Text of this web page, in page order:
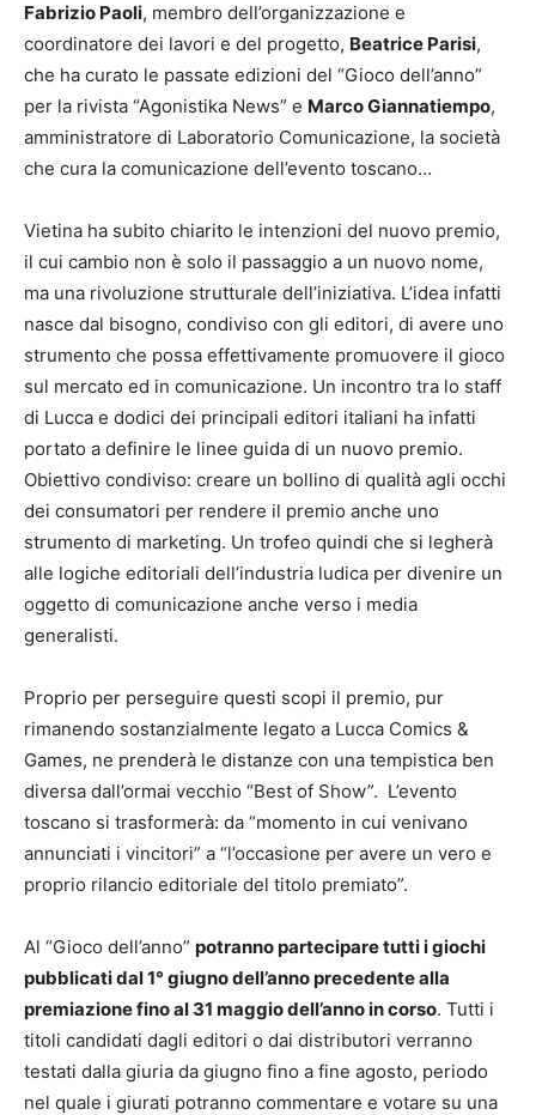
Fabrizio Paoli, membro dell’organizzazione e
coordinatore dei lavori e del progetto, Beatrice Parisi,
che ha curato le passate edizioni del “Gioco dell’anno”
per la rivista “Agonistika News” e Marco Giannatiempo,
amministratore di Laboratorio Comunicazione, la società
che cura la comunicazione dell’evento toscano…
Vietina ha subito chiarito le intenzioni del nuovo premio,
il cui cambio non è solo il passaggio a un nuovo nome,
ma una rivoluzione strutturale dell’iniziativa. L’idea infatti
nasce dal bisogno, condiviso con gli editori, di avere uno
strumento che possa effettivamente promuovere il gioco
sul mercato ed in comunicazione. Un incontro tra lo staff
di Lucca e dodici dei principali editori italiani ha infatti
portato a definire le linee guida di un nuovo premio.
Obiettivo condiviso: creare un bollino di qualità agli occhi
dei consumatori per rendere il premio anche uno
strumento di marketing. Un trofeo quindi che si legherà
alle logiche editoriali dell’industria ludica per divenire un
oggetto di comunicazione anche verso i media
generalisti.
Proprio per perseguire questi scopi il premio, pur
rimanendo sostanzialmente legato a Lucca Comics &
Games, ne prenderà le distanze con una tempistica ben
diversa dall’ormai vecchio “Best of Show”. L’evento
toscano si trasformerà: da “momento in cui venivano
annunciati i vincitori” a “l’occasione per avere un vero e
proprio rilancio editoriale del titolo premiato”.
Al “Gioco dell’anno” potranno partecipare tutti i giochi
pubblicati dal 1° giugno dell’anno precedente alla
premiazione fino al 31 maggio dell’anno in corso. Tutti i
titoli candidati dagli editori o dai distributori verranno
testati dalla giuria da giugno fino a fine agosto, periodo
nel quale i giurati potranno commentare e votare su una